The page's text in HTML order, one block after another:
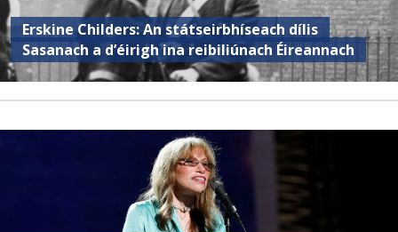
Erskine Childers: An státseirbhíseach dílis
Sasanach a d’éirigh ina reibiliúnach Éireannach